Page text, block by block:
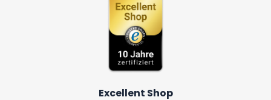
Excellent Shop